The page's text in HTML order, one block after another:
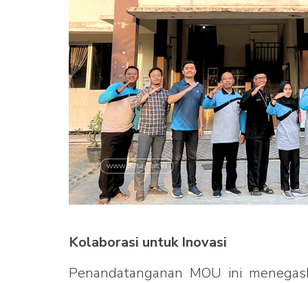
Kolaborasi untuk Inovasi
Penandatanganan MOU ini